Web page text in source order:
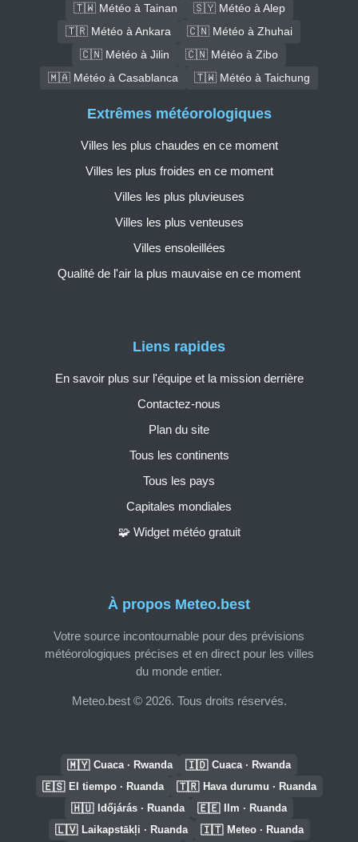
🇹🇼 Météo à Tainan
🇸🇾 Météo à Alep
🇹🇷 Météo à Ankara
🇨🇳 Météo à Zhuhai
🇨🇳 Météo à Jilin
🇨🇳 Météo à Zibo
🇲🇦 Météo à Casablanca
🇹🇼 Météo à Taichung
À propos Meteo.best
Votre source incontournable pour des prévisions
météorologiques précises et en direct pour les villes
du monde entier.
Meteo.best © 2026. Tous droits réservés.
Liens rapides
En savoir plus sur l'équipe et la mission derrière
Contactez-nous
Plan du site
Tous les continents
Tous les pays
Capitales mondiales
🧩 Widget météo gratuit
Extrêmes météorologiques
Villes les plus chaudes en ce moment
Villes les plus froides en ce moment
Villes les plus pluvieuses
Villes les plus venteuses
Villes ensoleillées
Qualité de l'air la plus mauvaise en ce moment
🇲🇾 Cuaca · Rwanda 🇮🇩 Cuaca · Rwanda
🇪🇸 El tiempo · Ruanda 🇹🇷 Hava durumu · Ruanda
🇭🇺 Időjárás · Ruanda 🇪🇪 Ilm · Ruanda
🇱🇻 Laikapstākļi · Ruanda 🇮🇹 Meteo · Ruanda